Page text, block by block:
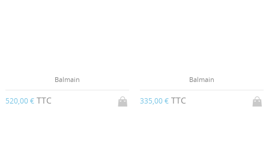
Balmain
520,00 € TTC
Balmain
335,00 € TTC